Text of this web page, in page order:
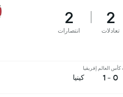
2
تعادلات
2
انتصارات
العالم إفريقيا
0 - 1 كينيا